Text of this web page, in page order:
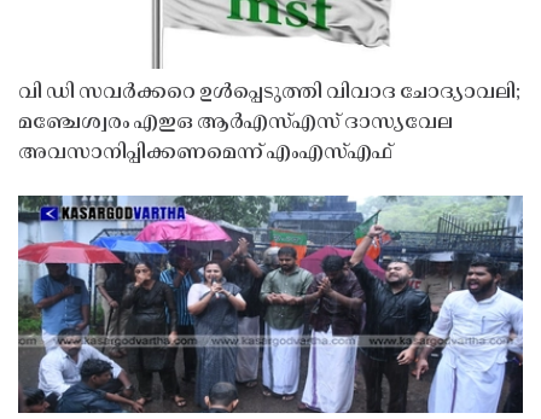
വി ഡി സവർക്കറെ ഉൾപ്പെടുത്തി വിവാദ ചോദ്യാവലി;
മഞ്ചേശ്വരം എഇഒ ആർഎസ്എസ് ദാസ്യവേല
അവസാനിപ്പിക്കണമെന്ന് എംഎസ്എഫ്